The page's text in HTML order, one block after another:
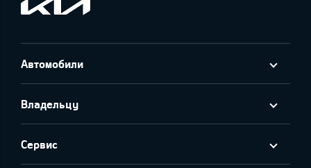
Автомобили
Владельцу
Сервис